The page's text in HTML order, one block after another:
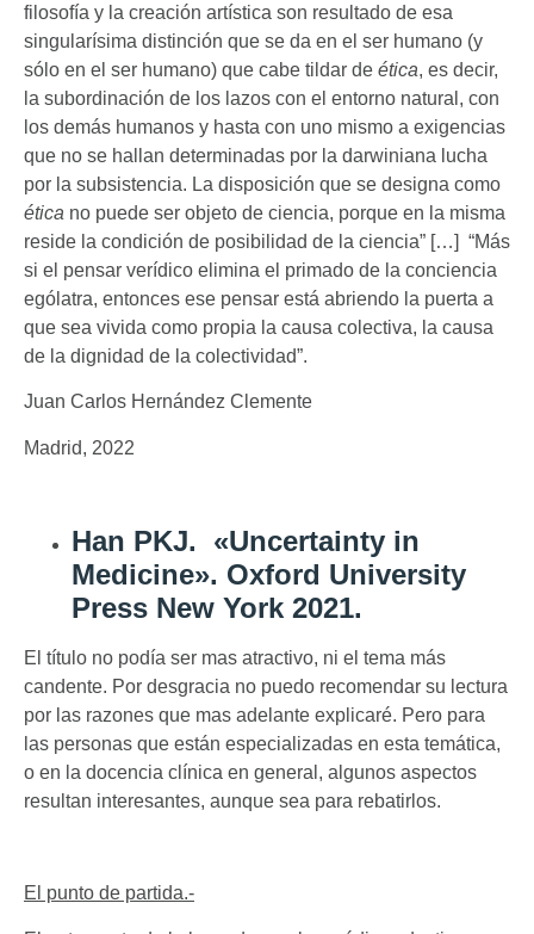
filosofía y la creación artística son resultado de esa
singularísima distinción que se da en el ser humano (y
sólo en el ser humano) que cabe tildar de ética, es decir,
la subordinación de los lazos con el entorno natural, con
los demás humanos y hasta con uno mismo a exigencias
que no se hallan determinadas por la darwiniana lucha
por la subsistencia. La disposición que se designa como
ética no puede ser objeto de ciencia, porque en la misma
reside la condición de posibilidad de la ciencia” […] “Más
si el pensar verídico elimina el primado de la conciencia
ególatra, entonces ese pensar está abriendo la puerta a
que sea vivida como propia la causa colectiva, la causa
de la dignidad de la colectividad”.
Juan Carlos Hernández Clemente
Madrid, 2022
Han PKJ. «Uncertainty in
Medicine». Oxford University
Press New York 2021.
El título no podía ser mas atractivo, ni el tema más
candente. Por desgracia no puedo recomendar su lectura
por las razones que mas adelante explicaré. Pero para
las personas que están especializadas en esta temática,
o en la docencia clínica en general, algunos aspectos
resultan interesantes, aunque sea para rebatirlos.
El punto de partida.-